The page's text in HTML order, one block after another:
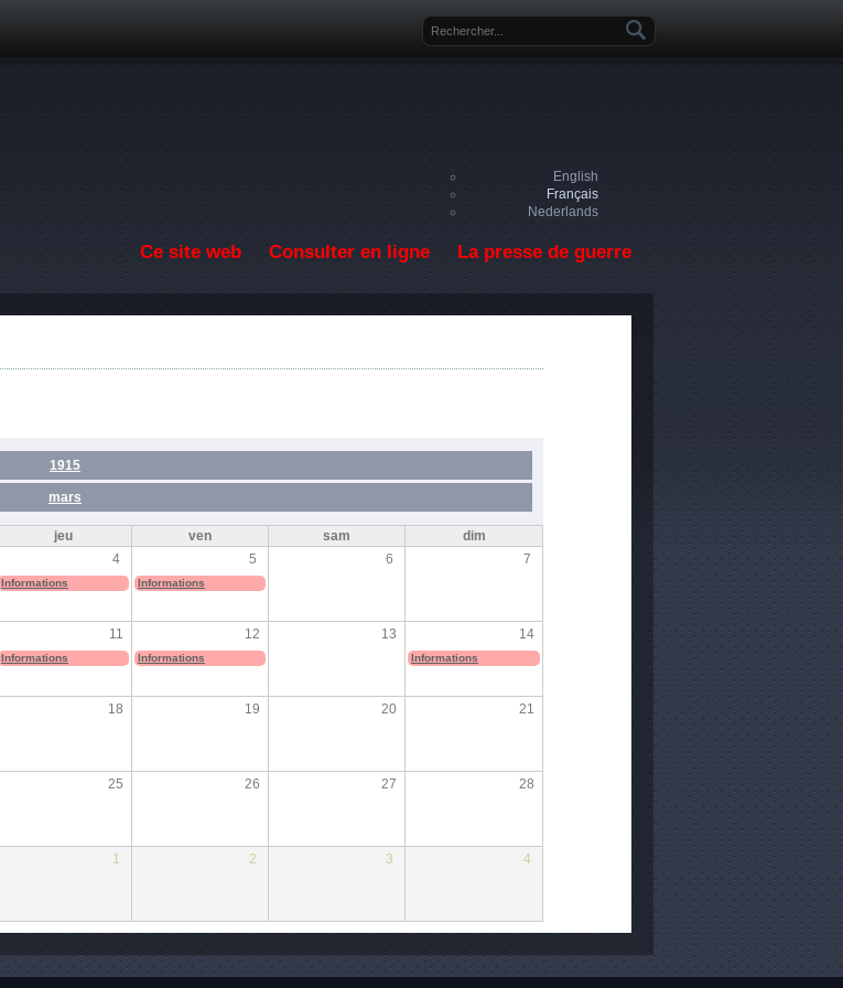
Formulaire de recherche
English
Français
Nederlands
Ce site web Consulter en ligne La presse de guerre
1915
mars
jeu ven sam
dim
4 5 6 7
Informations Informations
11 12 13 14
Informations Informations Informations
18 19 20 21
25 26 27 28
1 2 3 4